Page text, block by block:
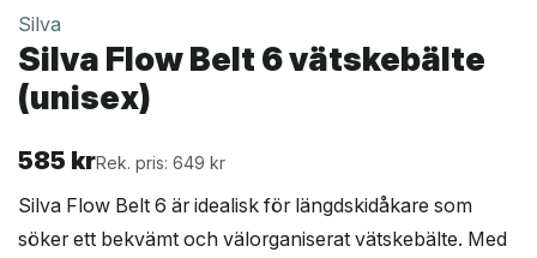
Silva
Silva Flow Belt 6 vätskebälte
(unisex)
585 krRek. pris: 649 kr
Silva Flow Belt 6 är idealisk för längdskidåkare som
söker ett bekvämt och välorganiserat vätskebälte. Med